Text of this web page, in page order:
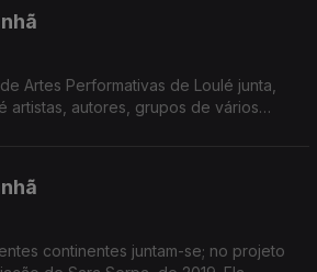
Artes Performativas de Loulé junta,
artistas, autores, grupos de vários
continentes juntam-se; no projeto